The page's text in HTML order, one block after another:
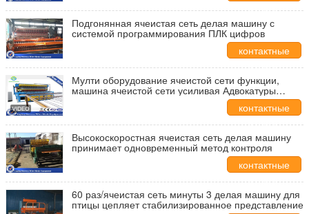
данные
Подгонянная ячеистая сеть делая машину с
системой программирования ПЛК цифров
контактные
данные
Мулти оборудование ячеистой сети функции,
машина ячеистой сети усиливая Адвокатуры
контактные
данные
Высокоскоростная ячеистая сеть делая машину
принимает одновременный метод контроля
контактные
данные
60 раз/ячеистая сеть минуты 3 делая машину для
птицы цепляет стабилизированное представление